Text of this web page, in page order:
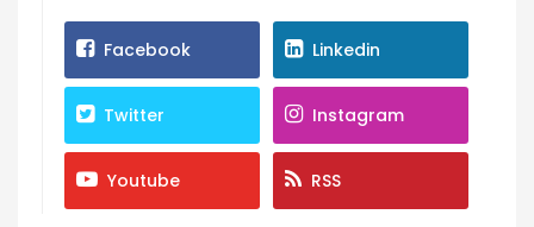
Facebook Linkedin
Twitter Instagram
Youtube RSS